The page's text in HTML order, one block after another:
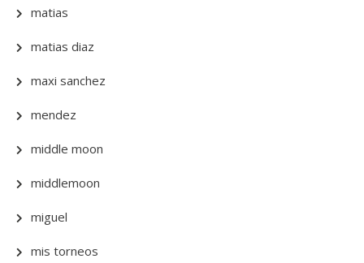
matias
matias diaz
maxi sanchez
mendez
middle moon
middlemoon
miguel
mis torneos